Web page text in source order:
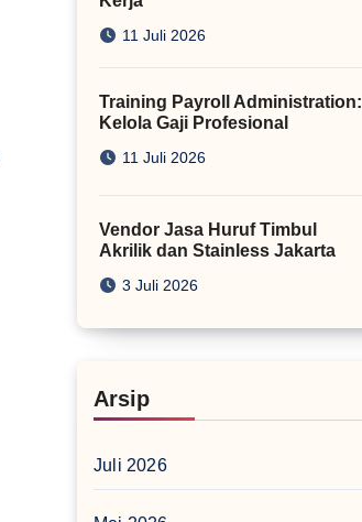
11 Juli 2026
Training Payroll Administration:
Kelola Gaji Profesional
11 Juli 2026
Vendor Jasa Huruf Timbul
Akrilik dan Stainless Jakarta
3 Juli 2026
Arsip
Juli 2026